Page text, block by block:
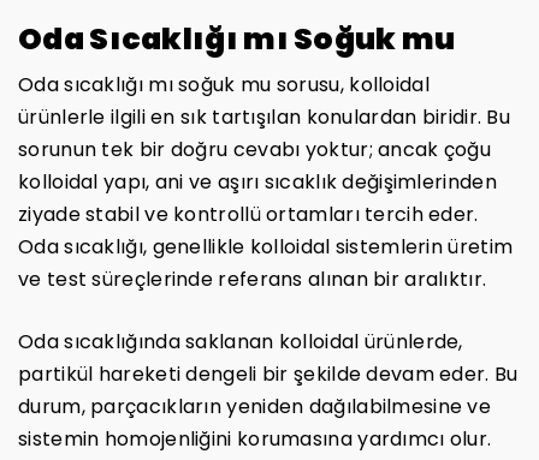
Oda Sıcaklığı mı Soğuk mu
Oda sıcaklığı mı soğuk mu sorusu, kolloidal
ürünlerle ilgili en sık tartışılan konulardan biridir. Bu
sorunun tek bir doğru cevabı yoktur; ancak çoğu
kolloidal yapı, ani ve aşırı sıcaklık değişimlerinden
ziyade stabil ve kontrollü ortamları tercih eder.
Oda sıcaklığı, genellikle kolloidal sistemlerin üretim
ve test süreçlerinde referans alınan bir aralıktır.
Oda sıcaklığında saklanan kolloidal ürünlerde,
partikül hareketi dengeli bir şekilde devam eder. Bu
durum, parçacıkların yeniden dağılabilmesine ve
sistemin homojenliğini korumasına yardımcı olur.